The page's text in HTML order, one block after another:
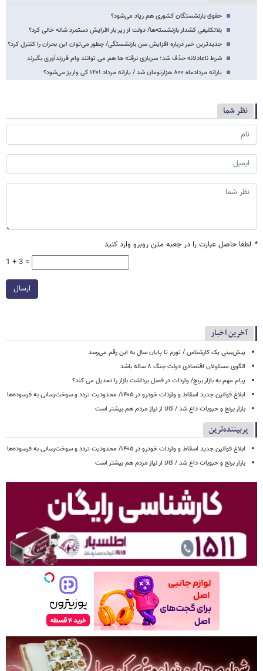
حقوق بازنشستگان کشوری هم زیاد می‌شود؟
بلاتکلیفی کشدار بازنشسته‌ها/ دولت از زیر بار افزایش دستمزد شانه خالی کرد؟
جدیدترین خبر درباره افزایش سن بازنشستگی/ چطور می‌توان این بحران را کنترل کرد؟
شرط ناعادلانه حذف شد؛ سربازی نرفته ها هم می توانند وام فرزندآوری بگیرند
یارانه مردادماه ۸۰۰ هزارتومان شد / یارانه مرداد ۱۴۰۱ کی واریز می‌شود؟
نظر شما
* لطفا حاصل عبارت را در جعبه متن روبرو وارد کنید
1 + 3 =
ارسال
آخرین اخبار
پیش‌بینی یک کارشناس / تورم تا پایان سال به این رقم می‌رسد
الگوی مسئولان اقتصادی دولت جنگ ۸ ساله باشد
پیام مهم به بازار برنج/ واردات در فصل برداشت بازار را تعدیل می کند؟
ابلاغ قوانین جدید اسقاط و واردات خودرو در ۱۴۰۵/ محدودیت تردد و سوخت‌رسانی به فرسوده‌ها
بازار برنج و حبوبات داغ شد / کالا از نیاز مردم هم بیشتر است
پربیننده‌ترین
ابلاغ قوانین جدید اسقاط و واردات خودرو در ۱۴۰۵/ محدودیت تردد و سوخت‌رسانی به فرسوده‌ها
بازار برنج و حبوبات داغ شد / کالا از نیاز مردم هم بیشتر است